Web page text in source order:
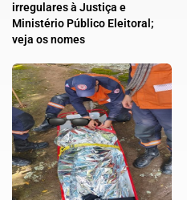
irregulares à Justiça e
Ministério Público Eleitoral;
veja os nomes